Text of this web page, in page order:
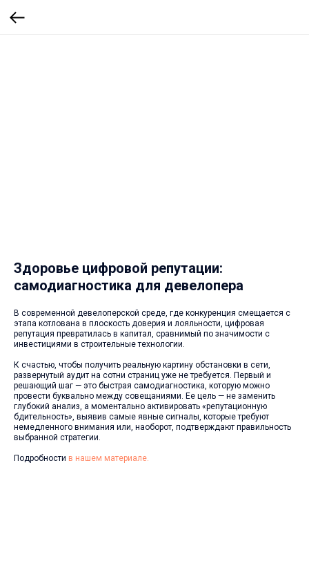
Здоровье цифровой репутации:
самодиагностика для девелопера
В современной девелоперской среде, где конкуренция смещается с
этапа котлована в плоскость доверия и лояльности, цифровая
репутация превратилась в капитал, сравнимый по значимости с
инвестициями в строительные технологии.
К счастью, чтобы получить реальную картину обстановки в сети,
развернутый аудит на сотни страниц уже не требуется. Первый и
решающий шаг — это быстрая самодиагностика, которую можно
провести буквально между совещаниями. Ее цель — не заменить
глубокий анализ, а моментально активировать «репутационную
бдительность», выявив самые явные сигналы, которые требуют
немедленного внимания или, наоборот, подтверждают правильность
выбранной стратегии.
Подробности в нашем материале.